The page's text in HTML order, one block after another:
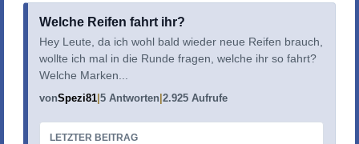
Welche Reifen fahrt ihr?
Hey Leute, da ich wohl bald wieder neue Reifen brauch,
wollte ich mal in die Runde fragen, welche ihr so fahrt?
Welche Marken...
vonSpezi81 5 Antworten 2.925 Aufrufe
LETZTER BEITRAG